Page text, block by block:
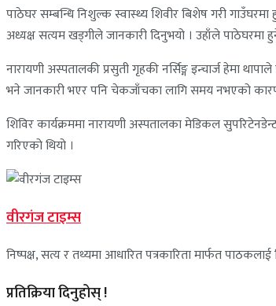
पाठेघर सम्बन्धि निशुल्क स्वास्थ्य शिवीर बिशेष गरी
अध्यक्ष सत्यम खड्गीले जानकारी दिनुभयो । उहाँले
नारायणी अस्पतालकी प्रसुती गृहकी नर्सिङ्ग इन्चार्ज हेमा
भने जानकारी भएर पनि चेकजाँचका लागि समय नभएको कारण
शिविर कार्यक्रममा नारायणी अस्पतालका मेडिकल
गरिएको थियो ।
वीरगंज टाइम्स
निष्पक्ष, सत्य र तथ्यमा आधारित पत्रकारिता मार्फत
प्रतिक्रिया दिनुहोस् !